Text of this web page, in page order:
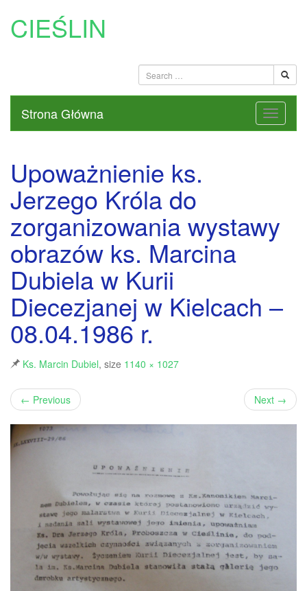
CIEŚLIN
Strona Główna
Upoważnienie ks.
Jerzego Króla do
zorganizowania wystawy
obrazów ks. Marcina
Dubiela w Kurii
Diecezjanej w Kielcach –
08.04.1986 r.
Ks. Marcin Dubiel, size 1140 × 1027
← Previous Next →